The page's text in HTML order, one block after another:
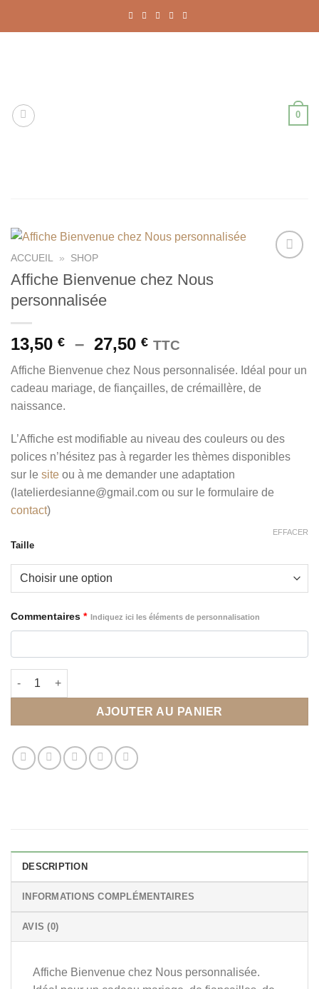
0
ACCUEIL » SHOP
Affiche Bienvenue chez Nous
personnalisée
13,50 € – 27,50 €Plage
prix :
13,50 €
TTC
Affiche Bienvenue chez Nous personnalisée. Idéal pour un
cadeau mariage, de fiançailles, de crémaillère, de
naissance.
L’Affiche est modifiable au niveau des couleurs ou des
polices n’hésitez pas à regarder les thèmes disponibles
sur le site ou à me demander une adaptation
(latelierdesianne@gmail.com ou sur le formulaire de
contact)
Taille
EFFACER
Commentaires * Indiquez ici les éléments de personnalisation
quantité de Affiche Bienvenue chez Nous personnalisée
AJOUTER AU PANIER
DESCRIPTION
INFORMATIONS COMPLÉMENTAIRES
AVIS (0)
Affiche Bienvenue chez Nous personnalisée.